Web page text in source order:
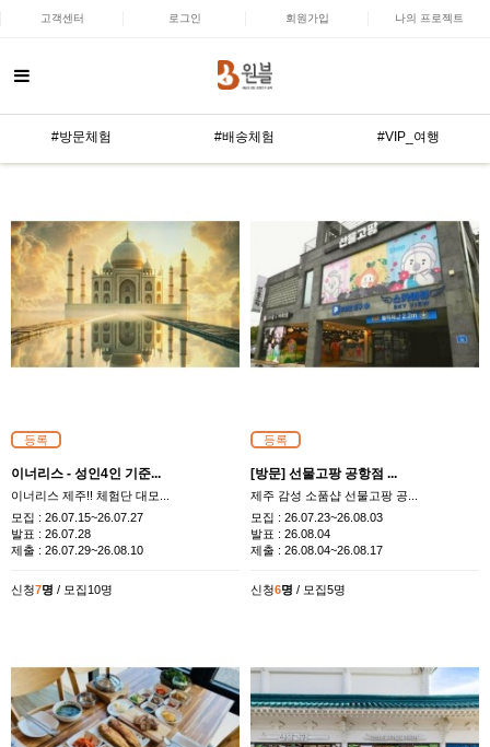
고객센터 로그인 회원가입 나의 프로젝트
#방문체험 #배송체험 #VIP_여행
등록
이너리스 - 성인4인 기준...
이너리스 제주!! 체험단 대모...
모집 : 26.07.15~26.07.27
발표 : 26.07.28
제출 : 26.07.29~26.08.10
신청7명 / 모집10명
등록
[방문] 선물고팡 공항점 ...
제주 감성 소품샵 선물고팡 공...
모집 : 26.07.23~26.08.03
발표 : 26.08.04
제출 : 26.08.04~26.08.17
신청6명 / 모집5명